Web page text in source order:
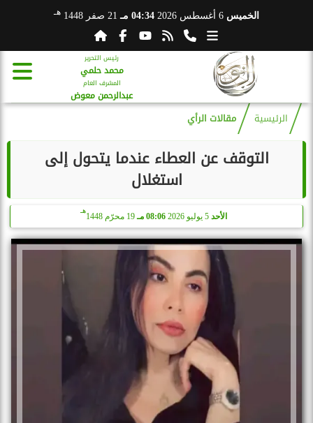
الخميس 04:34 مـ 21 صفر 1448 هـ
رئيس التحرير
محمد حلمي
المشرف العام
عبدالرحمن معوض
الرئيسية مقالات الرأي
التوقف عن العطاء عندما يتحول إلى
استغلال
الأحد 08:06 مـ 19 محرّم 1448
هـ